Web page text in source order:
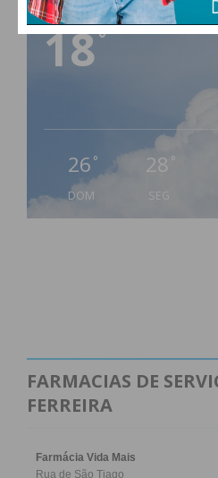
18°
26 °
DOM
28 °
SEG
FARMACIAS DE
FERREIRA